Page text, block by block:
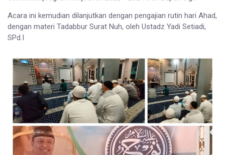
Acara ini kemudian dilanjutkan dengan pengajian rutin hari Ahad,
dengan materi Tadabbur Surat Nuh, oleh Ustadz Yadi Setiadi,
SPd.I